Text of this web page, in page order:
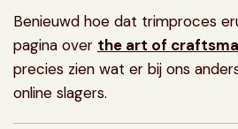
Benieuwd hoe dat trimproces
pagina over the art of
precies zien wat er bij ons
online slagers.